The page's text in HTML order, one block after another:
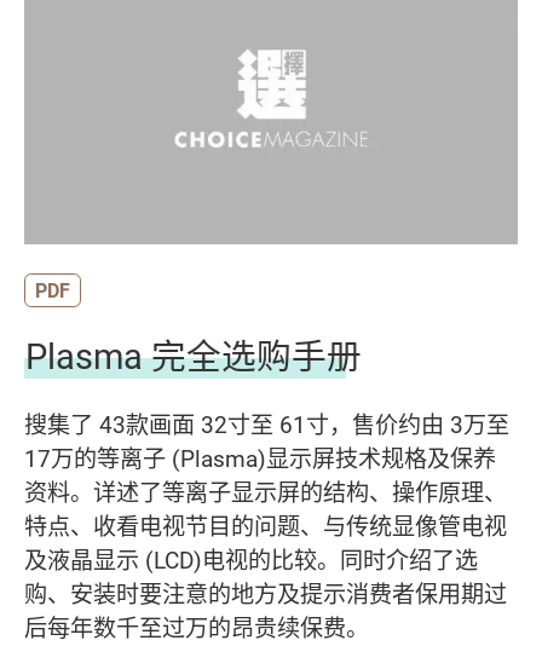
PDF
Plasma 完全选购手册
搜集了 43款画面 32寸至 61寸，售价约由 3万至
17万的等离子 (Plasma)显示屏技术规格及保养
资料。详述了等离子显示屏的结构、操作原理、
特点、收看电视节目的问题、与传统显像管电视
及液晶显示 (LCD)电视的比较。同时介绍了选
购、安装时要注意的地方及提示消费者保用期过
后每年数千至过万的昂贵续保费。